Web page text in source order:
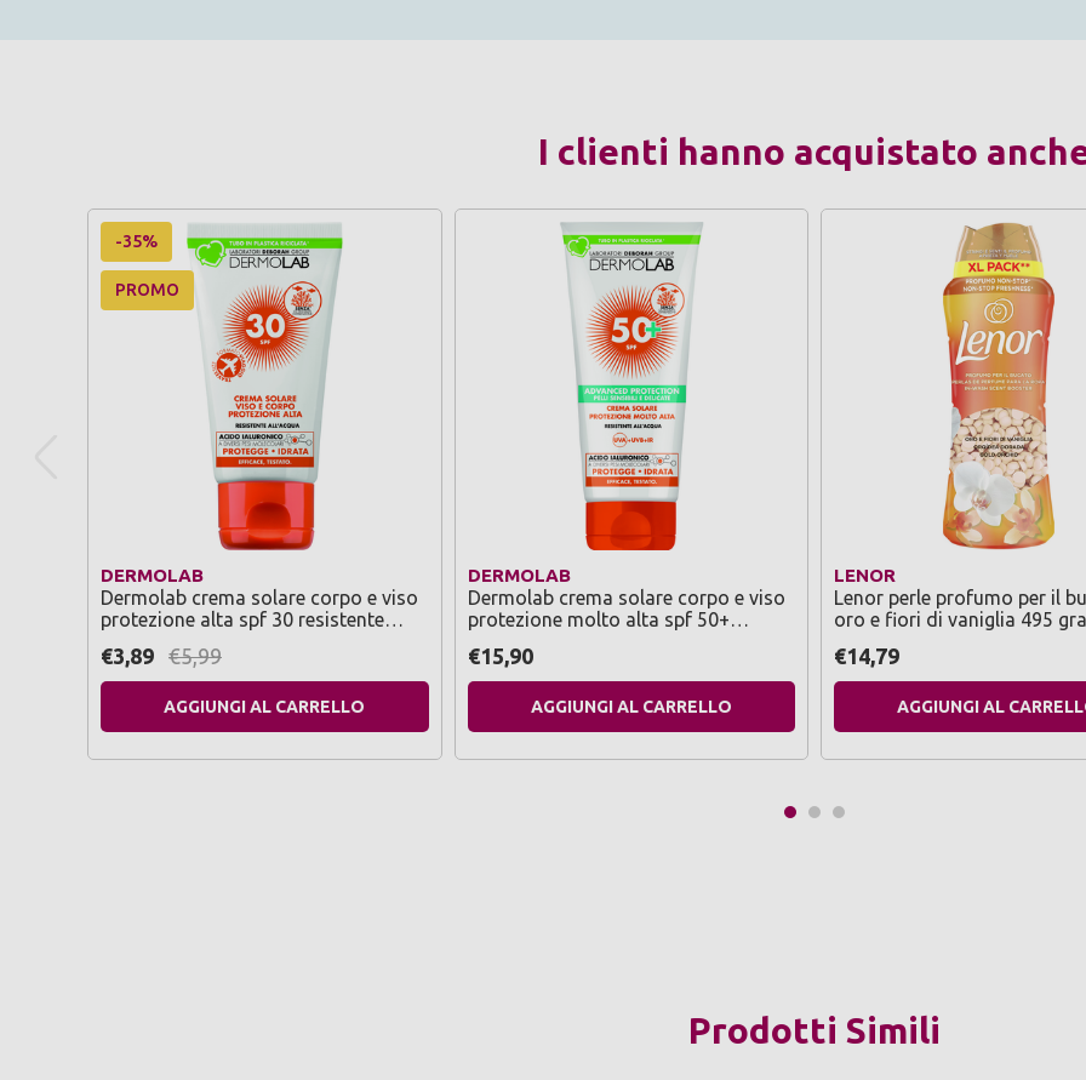
I clienti hanno acquistato
-35%
PROMO
DERMOLAB
Dermolab crema solare corpo e viso
protezione alta spf 30 resistente
€3,89 €5,99
AGGIUNGI AL CARRELLO
DERMOLAB
Dermolab crema solare corpo e viso
protezione molto alta spf 50+
delicate resistente all'acqua 200 ml
€15,90
AGGIUNGI AL CARRELLO
LENOR
Lenor perle profumo per il
oro e fiori di vaniglia 495
€14,79
AGGIUNGI AL
Prodotti Simili